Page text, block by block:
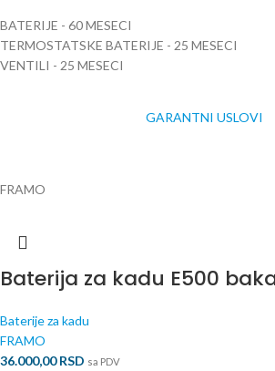
BATERIJE - 60 MESECI
TERMOSTATSKE BATERIJE - 25 MESECI
VENTILI - 25 MESECI
GARANTNI USLOVI
FRAMO
Baterija za kadu E500
Baterije za kadu
FRAMO
36.000,00RSD sa PDV